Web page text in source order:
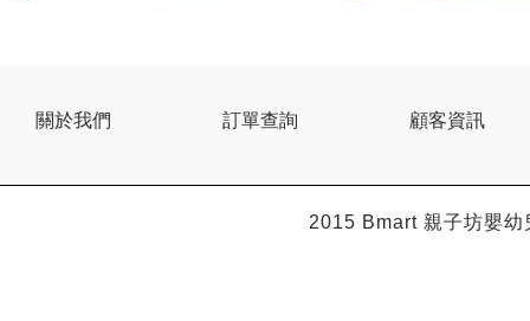
關於我們 訂單查詢 顧客資訊
2015 Bmart親子坊嬰幼